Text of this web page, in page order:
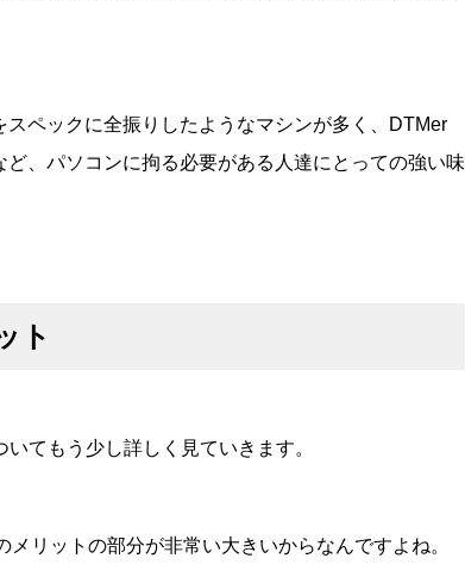
ペックに全振りしたようなマシンが多く、DTMer
、パソコンに拘る必要がある人達にとっての強い味
ト
てもう少し詳しく見ていきます。
リットの部分が非常い大きいからなんですよね。